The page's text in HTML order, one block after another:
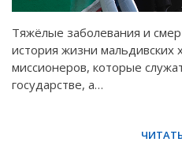
Тяжёлые заболевания и
история жизни мальдивских
миссионеров, которые
государстве, а…